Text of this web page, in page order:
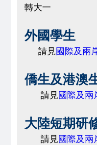
轉大一
外國學生
請見國際及兩
僑生及港澳
請見國際及兩
大陸短期研
請見國際及兩